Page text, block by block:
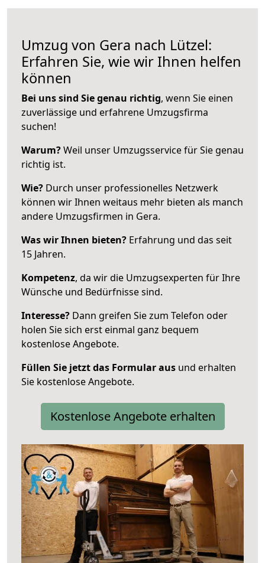
Umzug von Gera nach Lützel:
Erfahren Sie, wie wir Ihnen helfen
können
Bei uns sind Sie genau richtig, wenn Sie einen
zuverlässige und erfahrene Umzugsfirma
suchen!
Warum?Weil unser Umzugsservice für Sie genau
richtig ist.
Wie? Durch unser professionelles Netzwerk
können wir Ihnen weitaus mehr bieten als manch
andere Umzugsfirmen in Gera.
Was wir Ihnen bieten? Erfahrung und das seit
15 Jahren.
Kompetenz, da wir die Umzugsexperten für Ihre
Wünsche und Bedürfnisse sind.
Interesse? Dann greifen Sie zum Telefon oder
holen Sie sich erst einmal ganz bequem
kostenlose Angebote.
Füllen Sie jetzt das Formular aus und erhalten
Sie kostenlose Angebote.
Kostenlose Angebote erhalten